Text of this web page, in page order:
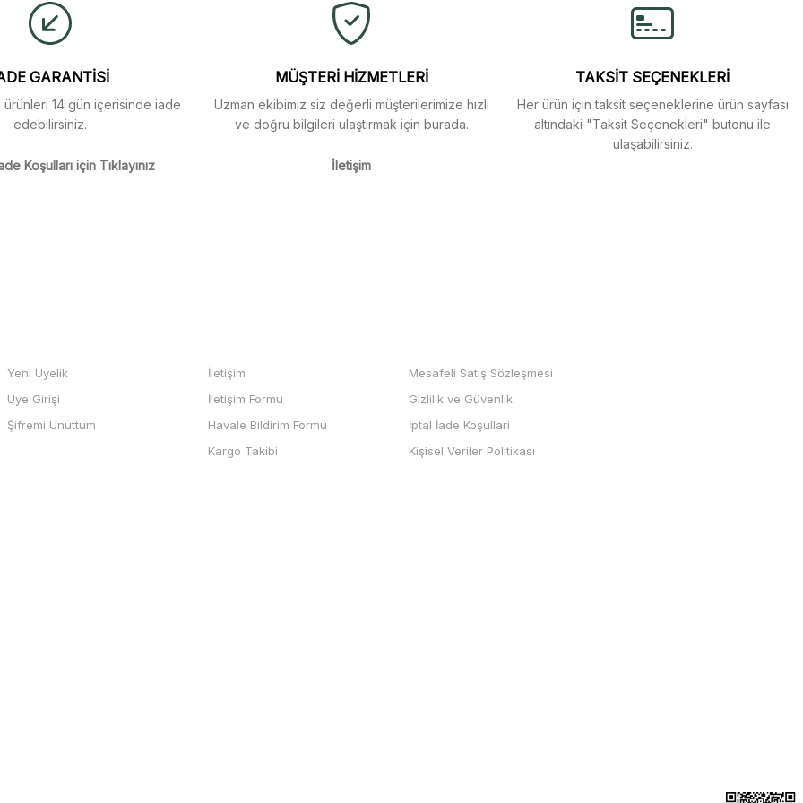
ve odeme kolay , büyük
GARANTİSİ
ürünleri 14 gün içerisinde iade
edebilirsiniz.
Koşulları için Tıklayınız
MÜŞTERİ HİZMETLERİ
Uzman ekibimiz siz değerli müşterilerimize hızlı
ve doğru bilgileri ulaştırmak için burada.
İletişim
TAKSİT SEÇENEKLERİ
Her ürün için taksit seçeneklerine ürün sayfası
altındaki "Taksit Seçenekleri" butonu ile
ulaşabilirsiniz.
Yeni Üyelik
Üye Girişi
Şifremi Unuttum
İletişim
İletişim Formu
Havale Bildirim Formu
Kargo Takibi
Mesafeli Satış Sözleşmesi
Gizlilik ve Güvenlik
İptal İade Koşullari
Kişisel Veriler Politikası